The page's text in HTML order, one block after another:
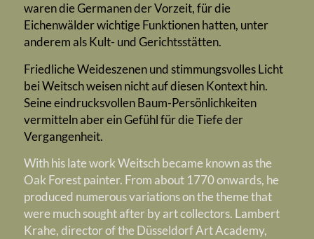
waren die Germanen der Vorzeit, für die
Eichenwälder wichtige Funktionen hatten, unter
anderem als Kult- und Gerichtsstätten.
Friedliche Weideszenen und stimmungsvolles Licht
bei Weitsch weisen nicht auf diesen Kontext hin.
Seine eindrucksvollen Baum-Persönlichkeiten
vermitteln aber ein Gefühl für die Tiefe der
Vergangenheit.
With his late work Weitsch became known as the
Oak Forest painter. From about 1770 onwards, he
produced numerous variations on the theme that
were much sought after by art collectors. Lambert
Krahe, director of the Düsseldorf Art Academy,